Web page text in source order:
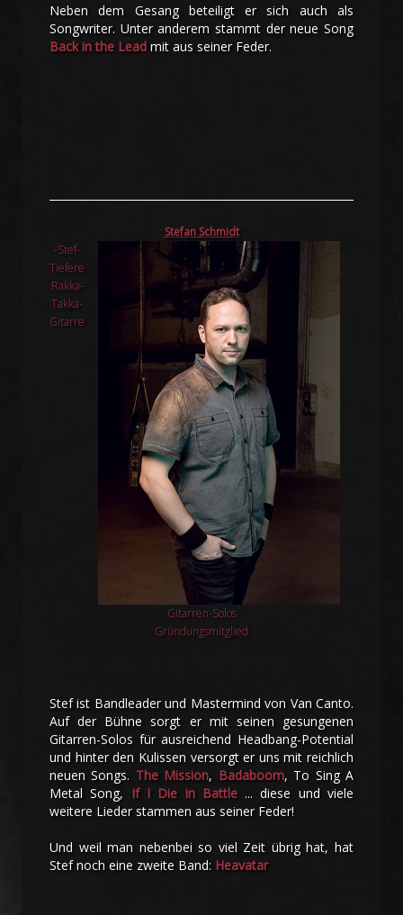
Neben dem Gesang beteiligt er sich auch als
Songwriter. Unter anderem stammt der neue Song
Back in the Lead mit aus seiner Feder.
Stefan Schmidt
-Stef-
Tiefere
Rakka-
Takka-
Gitarre
Gitarren-Solos
Gründungsmitglied
Stef ist Bandleader und Mastermind von Van Canto.
Auf der Bühne sorgt er mit seinen gesungenen
Gitarren-Solos für ausreichend Headbang-Potential
und hinter den Kulissen versorgt er uns mit reichlich
neuen Songs. The Mission, Badaboom, To Sing A
Metal Song, If I Die in Battle... diese und viele
weitere Lieder stammen aus seiner Feder!
Und weil man nebenbei so viel Zeit übrig hat, hat
Stef noch eine zweite Band: Heavatar